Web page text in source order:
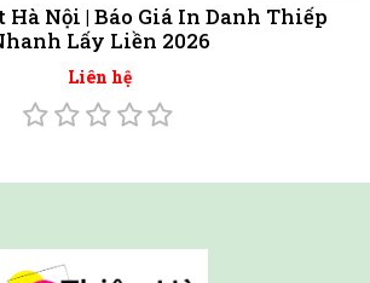
Nội | Báo Giá In Danh Thiếp
Lấy Liền 2026
Liên hệ